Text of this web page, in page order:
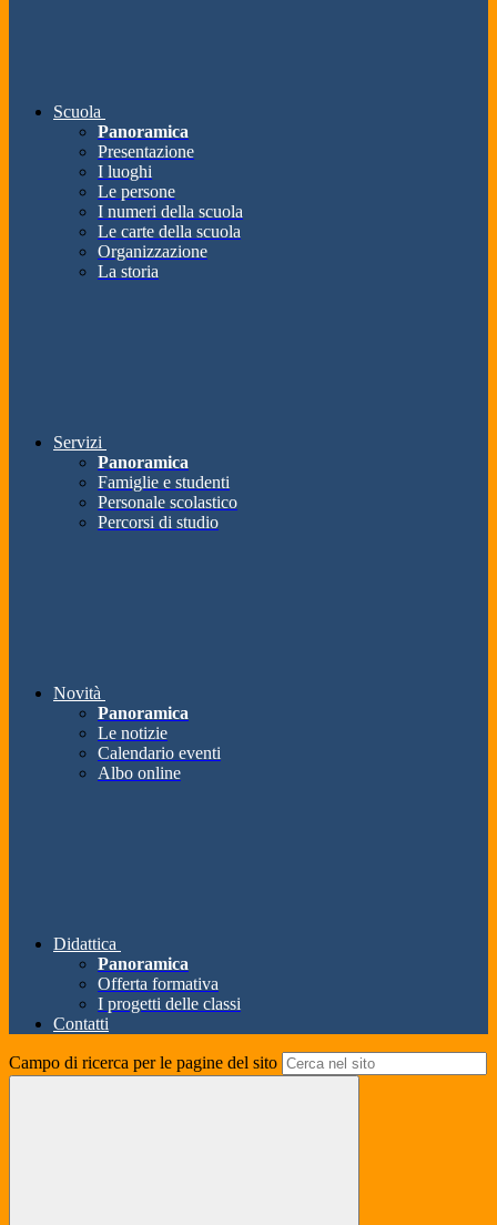
Scuola
Panoramica
Presentazione
I luoghi
Le persone
I numeri della scuola
Le carte della scuola
Organizzazione
La storia
Servizi
Panoramica
Famiglie e studenti
Personale scolastico
Percorsi di studio
Novità
Panoramica
Le notizie
Calendario eventi
Albo online
Didattica
Panoramica
Offerta formativa
I progetti delle classi
Contatti
Campo di ricerca per le pagine del sito